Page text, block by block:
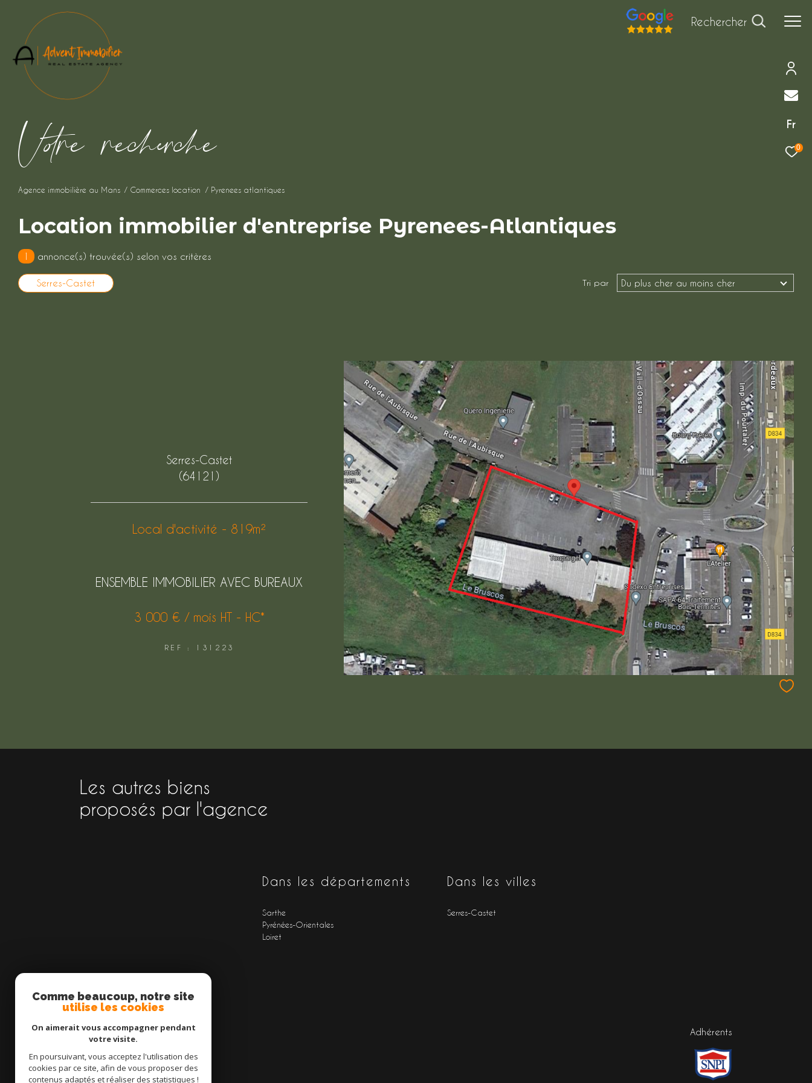
Fr
0
Rechercher
Vore recece
Agence immobilière au Mans Commerces location Pyrenees atlantiques
Location immobilier d'entreprise Pyrenees-Atlantiques
1 annonce(s) trouvée(s) selon vos critères
Serres-Castet Tri par Du plus cher au moins cher
Serres-Castet
(64121)
Local d'activité - 819m²
ENSEMBLE IMMOBILIER AVEC BUREAUX
3 000 € / mois HT - HC*
REF : 131223
Les autres biens
proposés par l'agence
Dans les départements
Sarthe
Pyrénées-Orientales
Loiret
Dans les villes
Serres-Castet
Advent Immobilier
06 59 122 122
adventimmo72@gmail.com
Adhérents
Comme beaucoup, notre site
utilise les cookies
On aimerait vous accompagner pendant
votre visite.
En poursuivant, vous acceptez l'utilisation des
cookies par ce site, afin de vous proposer des
contenus adaptés et réaliser des statistiques !